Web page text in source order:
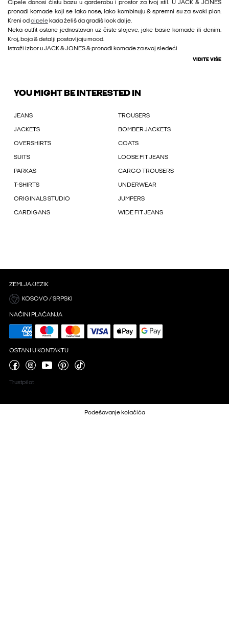
Cipele donosi čistu bazu u garderobu i prostor za tvoj stil. U JACK & JONES
pronađi komade koji se lako nose, lako kombinuju & spremni su za svaki plan.
Kreni od cipele kada želiš da gradiš look dalje.
Neka outfit ostane jednostavan uz čiste slojeve, jake basic komade ili denim.
Kroj, boja & detalji postavljaju mood.
Istraži izbor u JACK & JONES & pronađi komade za svoj sledeći
VIDITE VIŠE
YOU MIGHT BE INTERESTED IN
JEANS TROUSERS
JACKETS BOMBER JACKETS
OVERSHIRTS COATS
SUITS LOOSE FIT JEANS
PARKAS CARGO TROUSERS
T-SHIRTS UNDERWEAR
ORIGINALS STUDIO JUMPERS
CARDIGANS WIDE FIT JEANS
ZEMLJA/JEZIK
KOSOVO / SRPSKI
NAČINI PLAĆANJA
OSTANI U KONTAKTU
Trustpilot
Podešavanje kolačića